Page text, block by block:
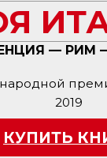
— РИМ
2019
КУПИТЬ